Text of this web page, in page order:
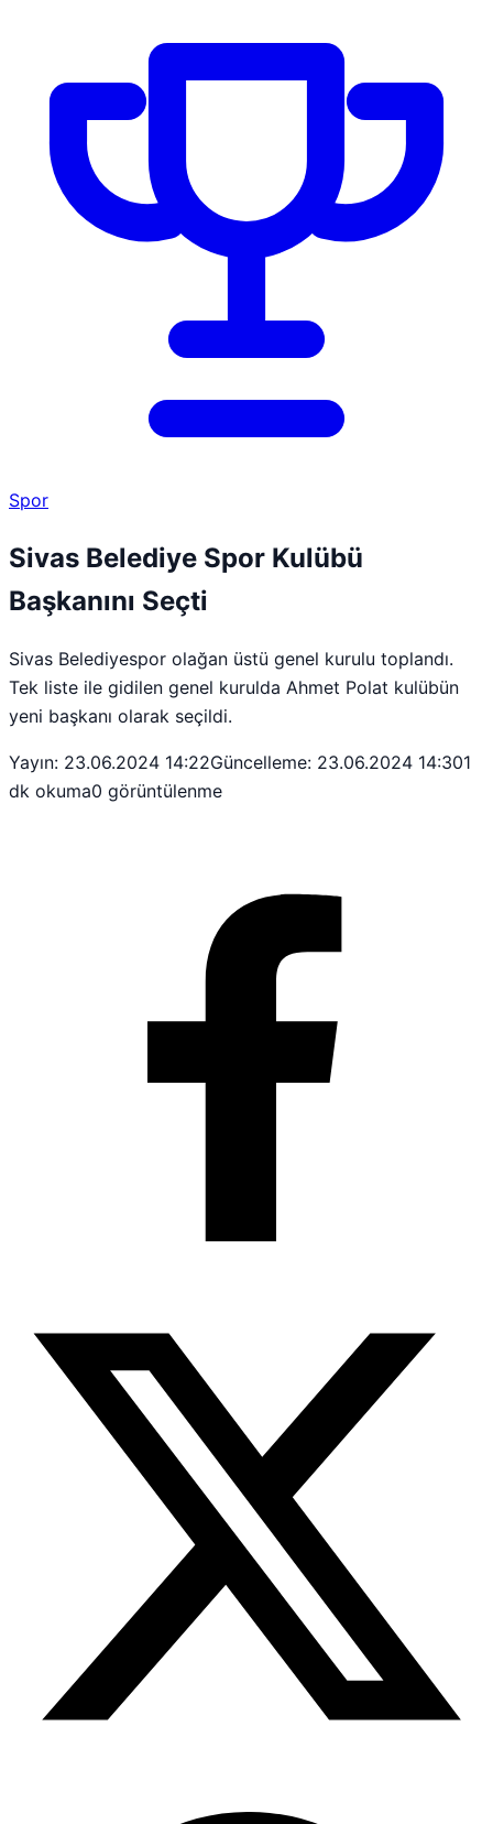
Spor
Sivas Belediye Spor Kulübü
Başkanını Seçti
Sivas Belediyespor olağan üstü genel kurulu toplandı.
Tek liste ile gidilen genel kurulda Ahmet Polat kulübün
yeni başkanı olarak seçildi.
Yayın: 23.06.2024 14:22Güncelleme: 23.06.2024 14:301
dk okuma0 görüntülenme